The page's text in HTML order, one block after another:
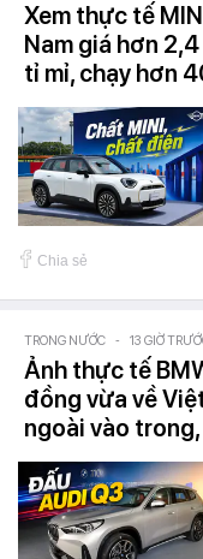
Xem thực tế
Nam giá hơn
tỉ mỉ, chạy hơn
Chia sẻ
TRONG NƯỚC - 13 GIỜ
Ảnh thực tế
đồng vừa về
ngoài vào